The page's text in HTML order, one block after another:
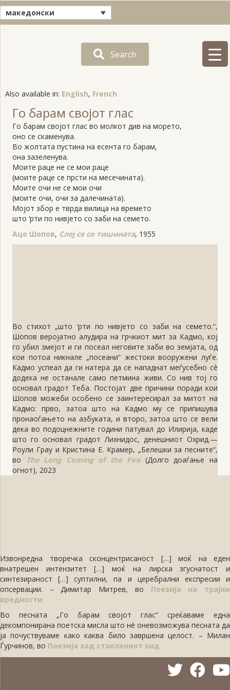
македонски
Search
Also available in: English French
Го барам својот глас
Го барам својот глас во молкот див на морето,
оно се скаменува.
Во жолтата пустина на есента го барам,
она зазеленува.
Моите раце не се мои раце
(моите раце се прсти на месечината).
Моите очи не се мои очи
(моите очи, очи за далечината).
Мојот збор е тврда вилица на времето
што ‘рти по нивјето со заби на семето.
Ацо Шопов, Слеј се со тишината, 1955
Во стихот „што ‘рти по нивјето со заби на семето.“,
Шопов веројатно алудира на грчкиот мит за Кадмо, кој
го убил змејот и ги посеал неговите заби во земјата, од
кои потоа никнале „посеани“ жестоки вооружени луѓе.
Кадмо успеал да ги натера да се нападнат меѓусебно сè
додека не останале само петмина живи. Со нив тој го
основал градот Теба. Постојат две причини поради кои
Шопов можеби особено се заинтересирал за митот на
Кадмо: прво, затоа што на Кадмо му се припишува
пронаоѓањето на азбуката, и второ, затоа што се вели
дека во подоцнежните години патувал до Илирија, каде
што го основал градот Лихнидос, денешниот Охрид.—
Роули Грау и Кристина Е. Крамер, „Белешки за песните“,
во
The Long Coming of the Fire(Долго доаѓање на
огнот), 2023
Извонредна творечка сконцентрисаност […] моќ на еден
внатрешен интензитет […] моќ на лирска згуснатост и
синтезираност […] суптилни, па и церебрални експресии и
опсервации. – Димитар Митрев, во Поезија на трајни
вредности
Во песната „Го барам својот глас“ среќаваме една
декомпонирана поетска мисла што нè оневозможува песната да
ја почуствуваме како каква било завршена целост. – Милан
Ѓурчинов, во Поезија зад стаклениот ѕид